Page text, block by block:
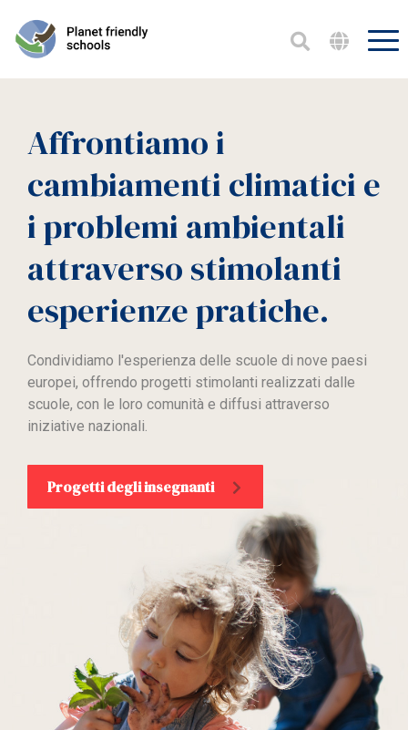
Affrontiamo i
cambiamenti climatici e
i problemi ambientali
attraverso stimolanti
esperienze pratiche.
Condividiamo l'esperienza delle scuole di nove paesi
europei, offrendo progetti stimolanti realizzati dalle
scuole, con le loro comunità e diffusi attraverso
iniziative nazionali.
Progetti degli insegnanti